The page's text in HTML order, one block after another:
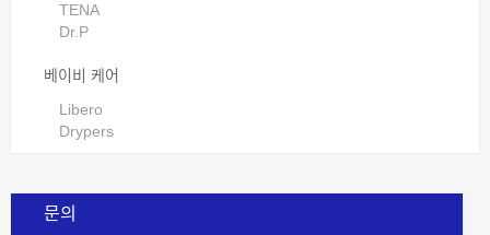
TENA
Dr.P
베이비 케어
Libero
Drypers
문의